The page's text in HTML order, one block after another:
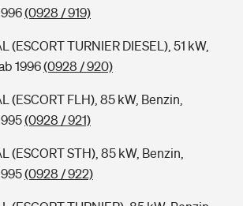
(0928 / 919)
(ESCORT TURNIER DIESEL), 51 kW,
1996(0928 / 920)
(ESCORT FLH), 85 kW, Benzin,
(0928 / 921)
(ESCORT STH), 85 kW, Benzin,
(0928 / 922)